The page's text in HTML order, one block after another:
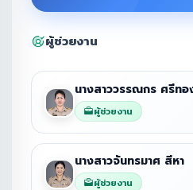
ผู้ช่วยงาน
นางสาววรรณกร ศรีทอ
ผู้ช่วยงาน
นางสาวจันทรมาศ สีหา
ผู้ช่วยงาน